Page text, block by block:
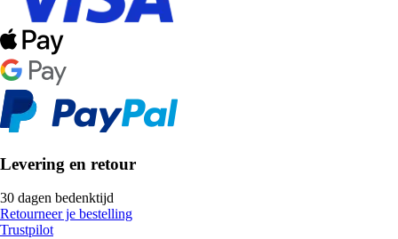
Levering en retour
30 dagen bedenktijd
Retourneer je bestelling
Trustpilot